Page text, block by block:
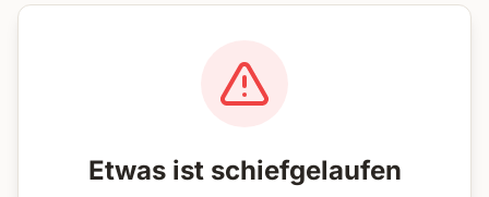
Etwas ist schiefgelaufen